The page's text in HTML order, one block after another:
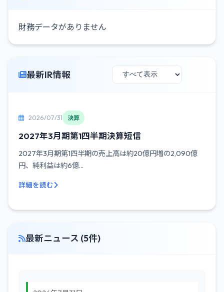
財務データがありません
最新IR情報
2026/07/31 決算
2027年3月期第1四半期決算短信
2027年3月期第1四半期の売上高は約20億円増の2,090億
円、純利益は約6億...
詳細を読む
最新ニュース (5件)